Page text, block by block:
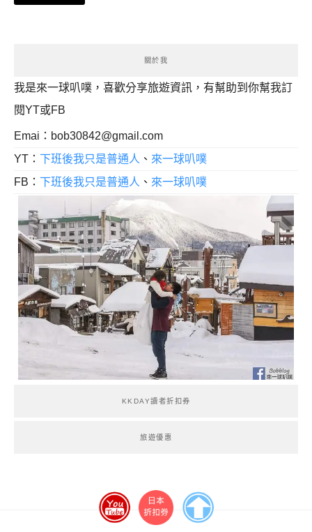
關於我
我是來一球叭噗，喜歡分享旅遊資訊，有幫助到你幫我訂
閱YT或FB
Emai： bob30842@gmail.com
YT： 下班後我只是普通人 、 來一球叭噗
FB： 下班後我只是普通人 、 來一球叭噗
KKDAY讀者折扣券
旅遊優惠